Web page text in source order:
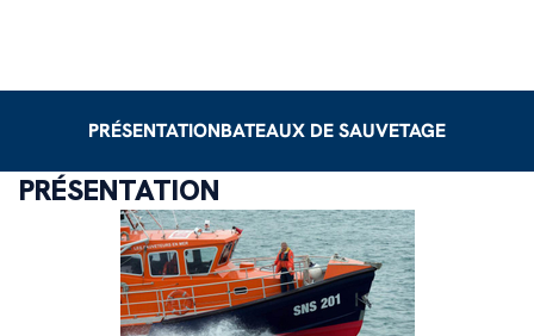
PRÉSENTATIONBATEAUX DE SAUVETAGE
PRÉSENTATION